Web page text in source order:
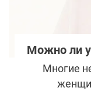
Можно ли
Многие